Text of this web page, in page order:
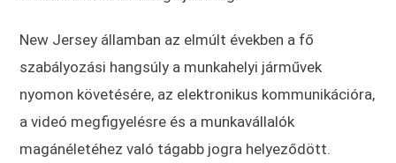
New Jersey államban az elmúlt években a fő
szabályozási hangsúly a munkahelyi járművek
nyomon követésére, az elektronikus kommunikációra,
a videó megfigyelésre és a munkavállalók
magánéletéhez való tágabb jogra helyeződött.